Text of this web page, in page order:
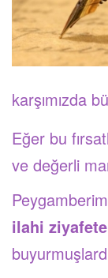
karşımızda
Eğer bu
ve değerli
ilahi